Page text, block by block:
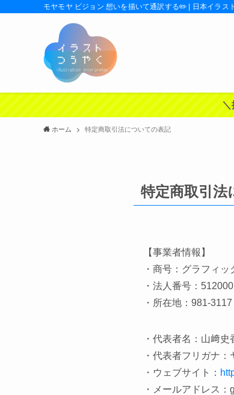
モヤモヤ ビジョン 想いを描いて通訳する✏️ | 日本イラス
＼
ホーム 特定商取引法についての表記
特定商取引法
【事業者情報】
・商号：グラフィ
・法人番号：
・所在地： 981-
・代表者名：山﨑史
・代表者フリガナ
・ウェブサイト：
・メールアドレス：